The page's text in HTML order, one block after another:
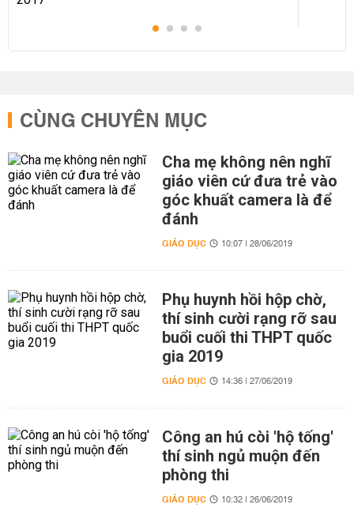
CÙNG CHUYÊN MỤC
Cha mẹ không nên nghĩ
giáo viên cứ đưa trẻ vào
góc khuất camera là để
đánh
GIÁO DỤC 10:07 | 28/06/2019
Phụ huynh hồi hộp chờ,
thí sinh cười rạng rỡ sau
buổi cuối thi THPT quốc
gia 2019
GIÁO DỤC 14:36 | 27/06/2019
Công an hú còi 'hộ tống'
thí sinh ngủ muộn đến
phòng thi
GIÁO DỤC 10:32 | 26/06/2019